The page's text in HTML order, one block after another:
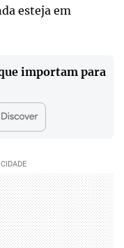
esteja em
importam para